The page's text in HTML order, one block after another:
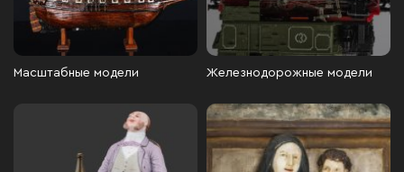
Масштабные модели Железнодорожные модели